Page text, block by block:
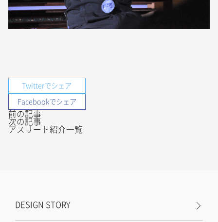
Twitterでシェア
Facebookでシェア
前の記事
次の記事
アスリート紹介一覧
DESIGN STORY